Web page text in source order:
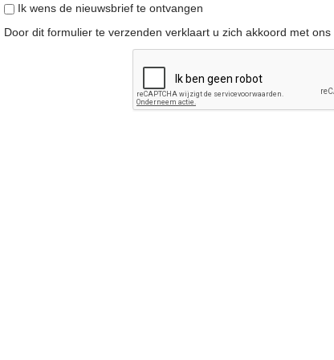
Ik wens de nieuwsbrief te ontvangen
Door dit formulier te verzenden verklaart u zich akkoord met ons